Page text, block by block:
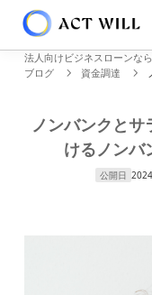
法人向けビジネスローンな
ブログ
資金調達
ノンバンクと
けるノンバ
公開日